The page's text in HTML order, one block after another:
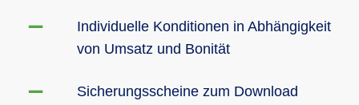
Individuelle Konditionen in Abhängigkeit
von Umsatz und Bonität
Sicherungsscheine zum Download